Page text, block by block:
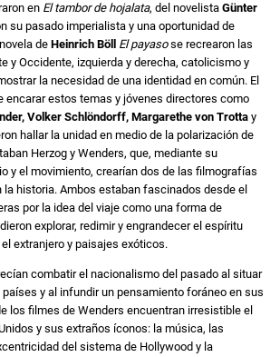
en El tambor de hojalata, del novelista Günter
su pasado imperialista y una oportunidad de
de Heinrich Böll El payasose recrearon las
y Occidente, izquierda y derecha, catolicismo y
la necesidad de una identidad en común. El
encarar estos temas y jóvenes directores como
Volker Schlöndorff, Margarethe von Trotta y
hallar la unidad en medio de la polarización de
Herzog y Wenders, que, mediante su
y el movimiento, crearían dos de las filmografías
historia. Ambos estaban fascinados desde el
por la idea del viaje como una forma de
explorar, redimir y engrandecer el espíritu
extranjero y paisajes exóticos.
combatir el nacionalismo del pasado al situar
y al infundir un pensamiento foráneo en sus
los filmes de Wenders encuentran irresistible el
y sus extraños íconos: la música, las
del sistema de Hollywood y la